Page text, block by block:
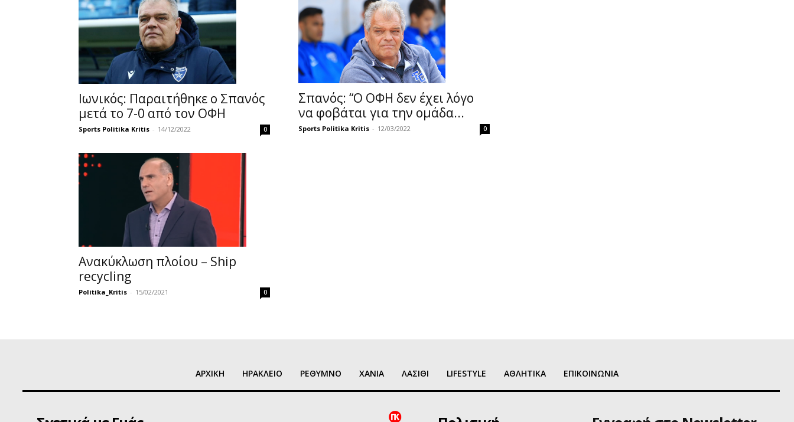
Ιωνικός: Παραιτήθηκε ο Σπανός
μετά το 7-0 από τον ΟΦΗ
Sports Politika Kritis - 14/12/2022 0
Σπανός: “Ο ΟΦΗ δεν έχει λόγο
να φοβάται για την ομάδα...
Sports Politika Kritis - 12/03/2022 0
Ανακύκλωση πλοίου – Ship
recycling
Politika_Kritis - 15/02/2021 0
ΑΡΧΙΚΗ ΗΡΑΚΛΕΙΟ ΡΕΘΥΜΝΟ ΧΑΝΙΑ ΛΑΣΙΘΙ LIFESTYLE ΑΘΛΗΤΙΚΑ ΕΠΙΚΟΙΝΩΝΙΑ